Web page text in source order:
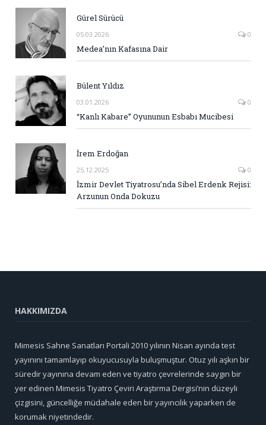
Gürel Sürücü
05.03.2026 0
Medea’nın Kafasına Dair
Bülent Yıldız
03.01.2026 0
“Kanlı Kabare” Oyununun Esbabı Mucibesi
İrem Erdoğan
25.12.2025 0
İzmir Devlet Tiyatrosu’nda Sibel Erdenk Rejisi:
Arzunun Onda Dokuzu
HAKKIMIZDA
Mimesis Sahne Sanatları Portali 2010 yılının Nisan ayında test
yayınını tamamlayıp okuyucusuyla buluşmuştur. Otuz yılı aşkın bir
süredir yayınına devam eden ve tiyatro çevrelerinde saygın bir
yer edinen Mimesis Tiyatro Çeviri Araştırma Dergisi’nin düzeyli
çizgisini, güncelliğe müdahale eden bir yayıncılık yaparken de
korumak niyetindedir.